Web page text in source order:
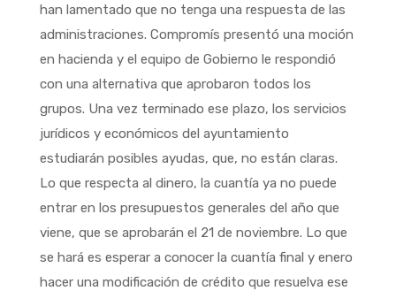
han lamentado que no tenga una respuesta de las
administraciones. Compromís presentó una moción
en hacienda y el equipo de Gobierno le respondió
con una alternativa que aprobaron todos los
grupos. Una vez terminado ese plazo, los servicios
jurídicos y económicos del ayuntamiento
estudiarán posibles ayudas, que, no están claras.
Lo que respecta al dinero, la cuantía ya no puede
entrar en los presupuestos generales del año que
viene, que se aprobarán el 21 de noviembre. Lo que
se hará es esperar a conocer la cuantía final y enero
hacer una modificación de crédito que resuelva ese